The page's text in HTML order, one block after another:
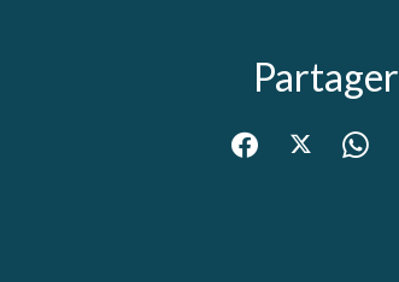
Partager